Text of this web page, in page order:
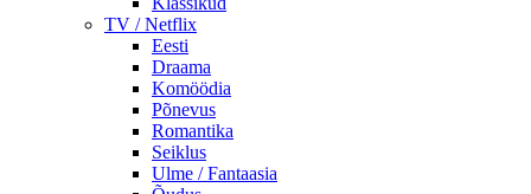
TV / Netflix
Eesti
Draama
Komöödia
Põnevus
Romantika
Seiklus
Ulme / Fantaasia